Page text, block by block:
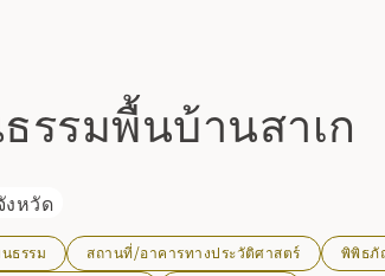
รมพื้นบ้านสาเก
หวัด
ธรรม สถานที่/อาคารทางประวัติศาสตร์ พิพิธภั